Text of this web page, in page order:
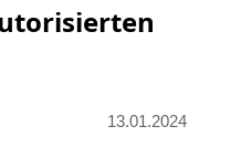
13.01.2024